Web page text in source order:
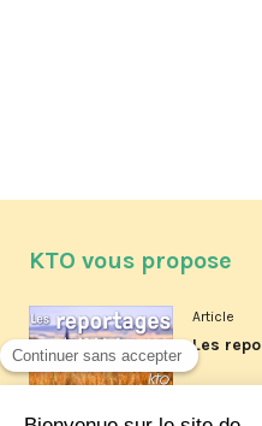
KTO vous propose
Article
Les